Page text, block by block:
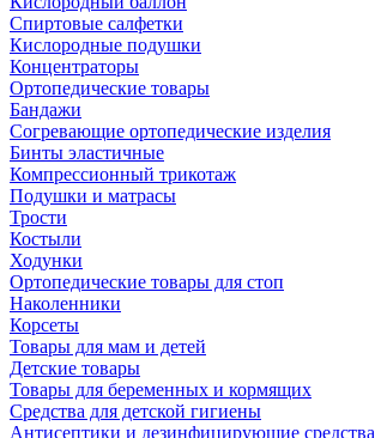
Спиртовые салфетки
Кислородные подушки
Концентраторы
Ортопедические товары
Бандажи
Согревающие ортопедические изделия
Бинты эластичные
Компрессионный трикотаж
Подушки и матрасы
Трости
Костыли
Ходунки
Ортопедические товары для стоп
Наколенники
Корсеты
Товары для мам и детей
Детские товары
Товары для беременных и кормящих
Средства для детской гигиены
Антисептики и дезинфицирующие средства